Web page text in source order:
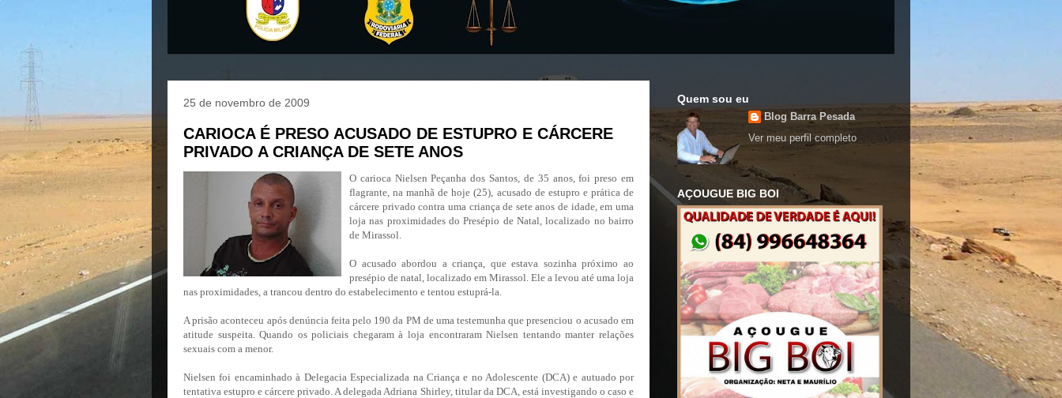
25 de novembro de 2009
CARIOCA É PRESO ACUSADO DE ESTUPRO E CÁRCERE
PRIVADO A CRIANÇA DE SETE ANOS
O carioca Nielsen Peçanha dos Santos, de 35 anos, foi preso em
flagrante, na manhã de hoje (25), acusado de estupro e prática de
cárcere privado contra uma criança de sete anos de idade, em uma
loja nas proximidades do Presépio de Natal, localizado no bairro
de Mirassol.
O acusado abordou a criança, que estava sozinha próximo ao
presépio de natal, localizado em Mirassol. Ele a levou até uma loja
nas proximidades, a trancou dentro do estabelecimento e tentou estuprá-la.
A prisão aconteceu após denúncia feita pelo 190 da PM de uma testemunha que presenciou o acusado em
atitude suspeita. Quando os policiais chegaram à loja encontraram Nielsen tentando manter relações
sexuais com a menor.
Nielsen foi encaminhado à Delegacia Especializada na Criança e no Adolescente (DCA) e autuado por
tentativa estupro e cárcere privado. A delegada Adriana Shirley, titular da DCA, está investigando o caso e
Quem sou eu
Blog Barra Pesada
Ver meu perfil completo
AÇOUGUE BIG BOI